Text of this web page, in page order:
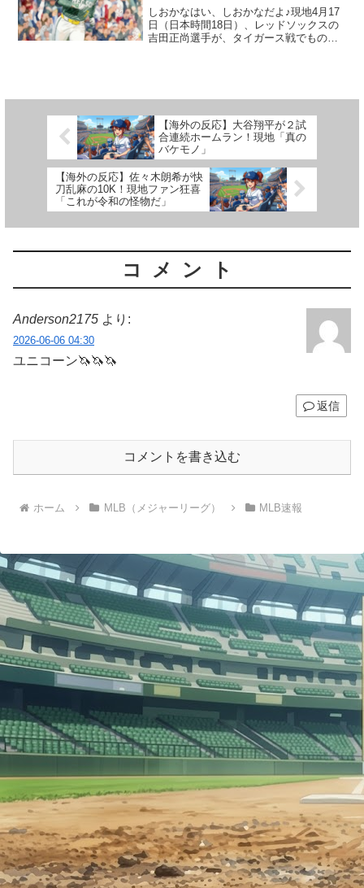
しおかなはい、しおかなだよ♪現地4月17
日（日本時間18日）、レッドソックスの
吉田正尚選手が、タイガース戦でものす
【海外の反応】大谷翔平が２試
合連続ホームラン！現地「真の
バケモノ」
【海外の反応】佐々木朗希が快
刀乱麻の10K！現地ファン狂喜
「これが令和の怪物だ」
コメント
Anderson2175 より:
2026-06-06 04:30
ユニコーン🦄🦄🦄
返信
コメントを書き込む
ホーム MLB（メジャーリーグ） MLB速報